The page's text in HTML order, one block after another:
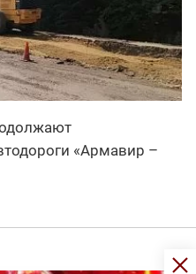
«Армавир –